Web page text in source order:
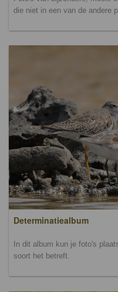
die niet in een van de andere
Determinatiealbum
In dit album kun je foto's
soort het betreft.